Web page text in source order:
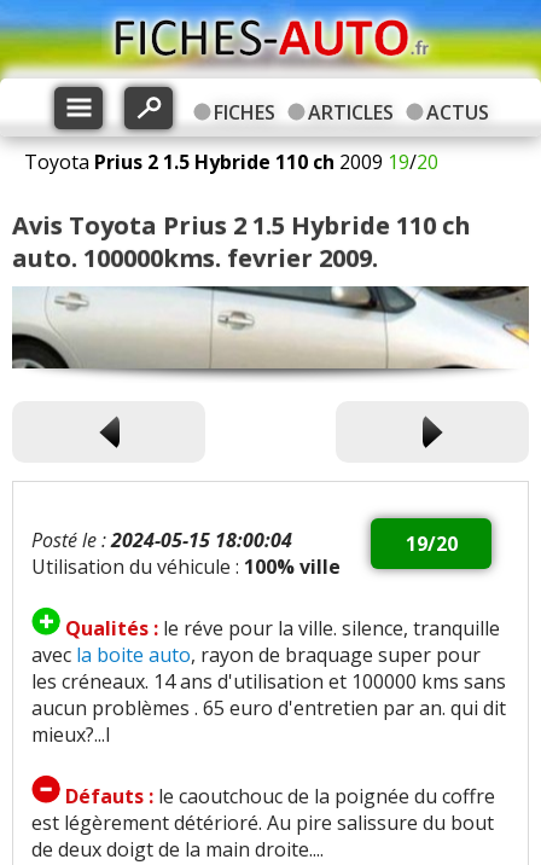
FICHES ARTICLES
ACTUS
Toyota Prius 2 1.5 Hybride 110 ch 2009 19/20
Avis Toyota Prius 2 1.5 Hybride 110 ch
auto. 100000kms. fevrier 2009.
19/20
Posté le :2024-05-15 18:00:04
Utilisation du véhicule : 100% ville
Qualités : le réve pour la ville. silence, tranquille
avec la boite auto, rayon de braquage super pour
les créneaux. 14 ans d'utilisation et 100000 kms sans
aucun problèmes . 65 euro d'entretien par an. qui dit
mieux?...l
Défauts : le caoutchouc de la poignée du coffre
est légèrement détérioré. Au pire salissure du bout
de deux doigt de la main droite....